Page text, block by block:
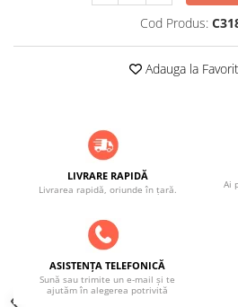
Cod Produs:
Adauga la
LIVRARE RAPIDĂ
Livrarea rapidă, oriunde în țară.
Ai
ASISTENȚA TELEFONICĂ
Sună sau trimite un e-mail și te
ajutăm în alegerea potrivită